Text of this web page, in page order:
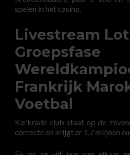
spelen in het casino.
Livestream
Groepsfase
Frankrijk
Voetbal
Kerkrade club staat op de
correcte en krijgt er 1,7 miljoen